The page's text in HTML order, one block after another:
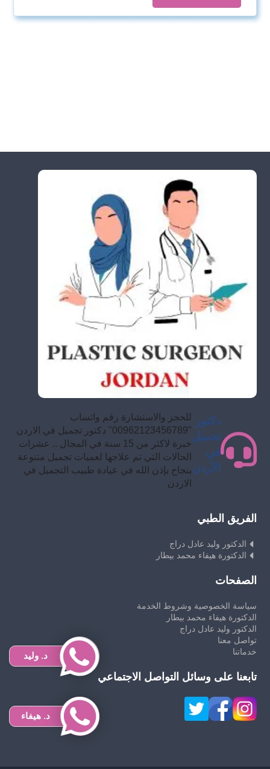
دكتور
تجميل
في
الأردن
للحجز والاستشارة رقم واتساب
"00962123456789" دكتور تجميل في الاردن
خبرة لاكثر من 15 سنة في المجال .. عشرات
الحالات التي تم علاجها لعميات تجميل متنوعة
بنجاح بإذن الله في عيادة طبيب التجميل في
الاردن
الفريق الطبي
الدكتور وليد عادل دراج
الدكتورة هيفاء محمد بيطار
الصفحات
سياسة الخصوصية وشروط الخدمة
الدكتورة هيفاء محمد بيطار
الدكتور وليد عادل دراج
تواصل معنا
خدماتنا
تابعنا على وسائل التواصل الاجتماعي
د. وليد
د. هيفاء